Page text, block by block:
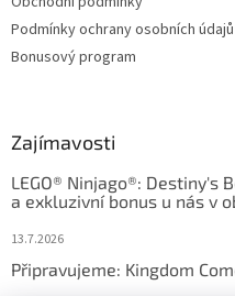
Podmínky ochrany osobních údajů
Bonusový program
Zajímavosti
LEGO® Ninjago®: Destiny's
a exkluzivní bonus u nás v
13.7.2026
Připravujeme: Kingdom